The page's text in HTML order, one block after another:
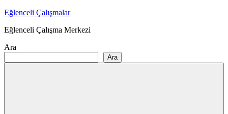
Skip
content
Eğlenceli Çalışmalar
Eğlenceli Çalışma Merkezi
Ara
Ara